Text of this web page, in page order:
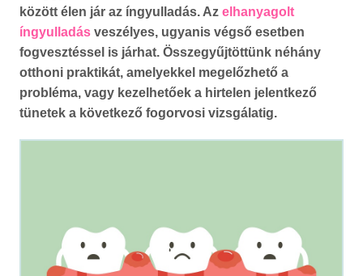
között élen jár az íngyulladás. Az elhanyagolt
íngyulladásveszélyes, ugyanis végső esetben
fogvesztéssel is járhat. Összegyűjtöttünk néhány
otthoni praktikát, amelyekkel megelőzhető a
probléma, vagy kezelhetőek a hirtelen jelentkező
tünetek a következő fogorvosi vizsgálatig.